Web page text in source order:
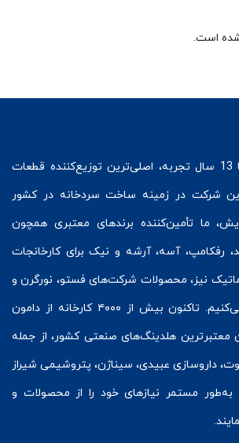
است.
دامون، با 13 سال تجربه، اصلی‌ترین توزیع‌کننده قطعات
شرکت در زمینه ساخت سردخانه در کشور
ما تأمین‌کننده برندهای معتبری همچون
، رفکامپ، آسه، آرشه و نیک برای کارخانجات
نیز، محصولات شرکت‌های فستو، نورگرن و
را توزیع می‌کنیم. تاکنون بیش از ۴۰۰۰ کارخانه از دامون
معتبرترین هلدینگ‌های صنعتی کشور، از جمله
داروسازی عبیدی، سیناژن، پتروشیمی شیراز
به‌طور مستمر نیازهای خود را از محصولات و